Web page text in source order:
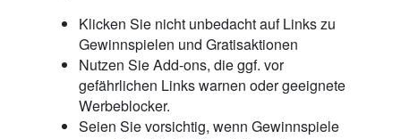
Klicken Sie nicht unbedacht auf Links zu
Gewinnspielen und Gratisaktionen
Nutzen Sie Add-ons, die ggf. vor
gefährlichen Links warnen oder geeignete
Werbeblocker.
Seien Sie vorsichtig, wenn Gewinnspiele